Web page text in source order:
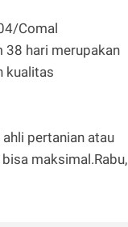
Comal
38 hari merupakan
kualitas
pertanian atau
maksimal.Rabu,